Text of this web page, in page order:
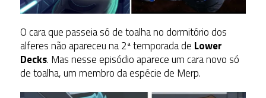
O cara que passeia só de toalha no dormitório dos
alferes não apareceu na 2ª temporada de Lower
Decks. Mas nesse episódio aparece um cara novo só
de toalha, um membro da espécie de Merp.